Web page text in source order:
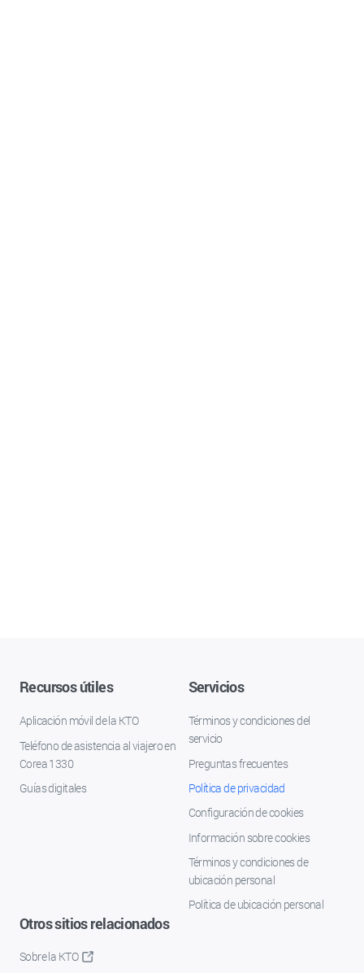
Recursos útiles
Aplicación móvil de la KTO
Teléfono de asistencia al viajero en
Corea 1330
Guías digitales
Servicios
Términos y condiciones del
servicio
Preguntas frecuentes
Política de privacidad
Configuración de cookies
Información sobre cookies
Términos y condiciones de
ubicación personal
Política de ubicación personal
Otros sitios relacionados
Sobre la KTO